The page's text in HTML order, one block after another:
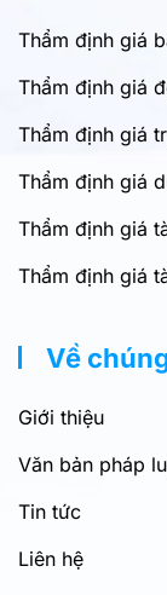
Thẩm định giá
Thẩm định giá
Thẩm định giá
Thẩm định giá
Thẩm định giá
Thẩm định giá
Về
Giới thiệu
Văn bản pháp
Tin tức
Liên hệ